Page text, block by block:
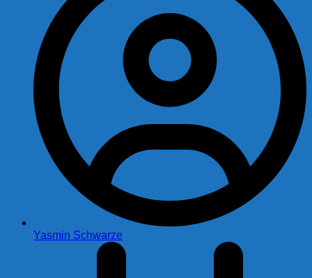
Yasmin Schwarze